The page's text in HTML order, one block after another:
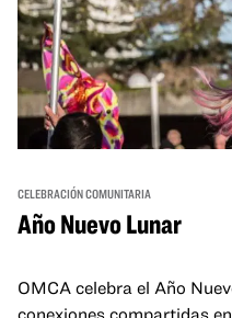
CELEBRACIÓN COMUNITARIA
Año Nuevo Lunar
OMCA celebra el Año
conexiones compartidas